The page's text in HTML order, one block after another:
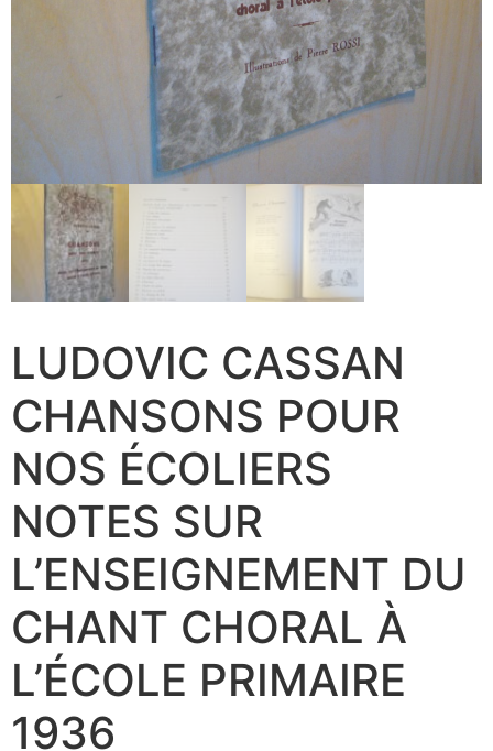
LUDOVIC CASSAN
CHANSONS POUR
NOS ÉCOLIERS
NOTES SUR
L’ENSEIGNEMENT DU
CHANT CHORAL À
L’ÉCOLE PRIMAIRE
1936